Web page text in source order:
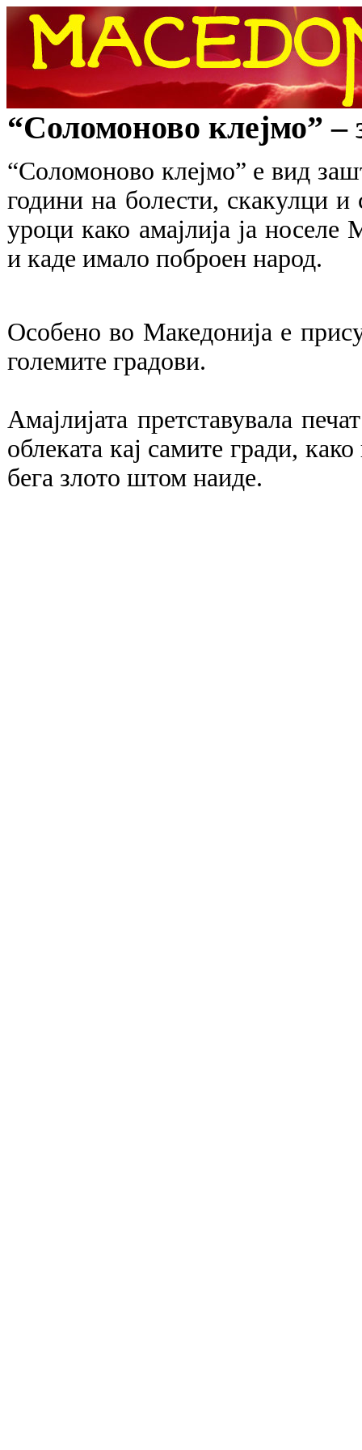
“Соломоново клејмо” –
“Соломоново клејмо” е вид
години на болести, скакулци
уроци како амајлија ја носеле
и каде имало поброен народ.
Особено во Македонија е
големите градови.
Амајлијата претставувала
облеката кај самите гради,
бега злото штом наиде.